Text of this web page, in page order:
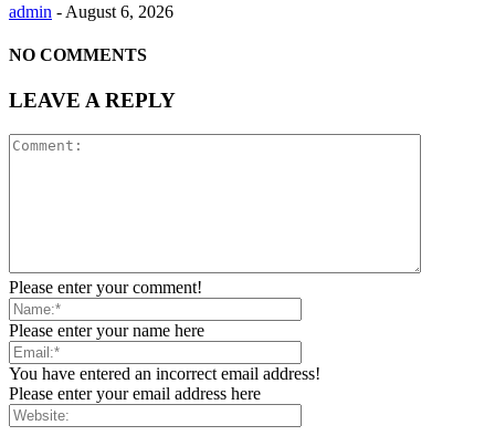
admin - August 6, 2026
NO COMMENTS
LEAVE A REPLY
Please enter your comment!
Please enter your name here
You have entered an incorrect email address!
Please enter your email address here